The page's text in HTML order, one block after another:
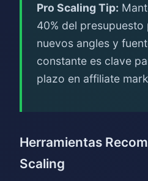
Pro Scaling Tip:
40% del presupuesto
nuevos angles y
constante es clave
plazo en affiliate
Herramientas
Scaling